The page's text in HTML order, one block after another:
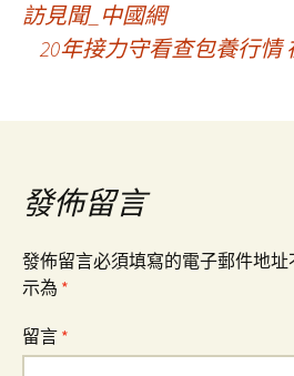
章
導
覽
訪見聞_中國網
20年接力守看查包養行情
發佈留言
發佈留言必須填寫的電子郵件地址
示為 *
留言 *